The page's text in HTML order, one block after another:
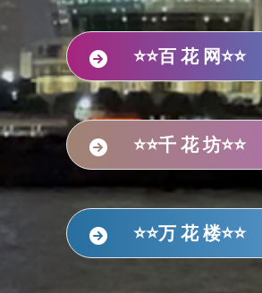
⭐⭐百 花 网⭐⭐
⭐⭐千 花 坊⭐⭐
⭐⭐万 花 楼⭐⭐